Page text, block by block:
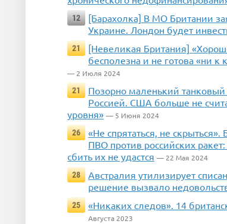
12
[Барахолка] В МО Британии
Украине. Лондон будет
21
[Невеликая Британия]
бесполезна и не готова «ни
— 2 Июля 2024
21
Позорно маленький
Россией. США больше не
уровня» — 5 Июня 2024
26
«Не спрятаться, не
ПВО против российских
сбить их не удастся — 22 Мая 2024
28
Австралия утилизирует
решение вызвало
25
«Никаких следов». 14
Августа 2023